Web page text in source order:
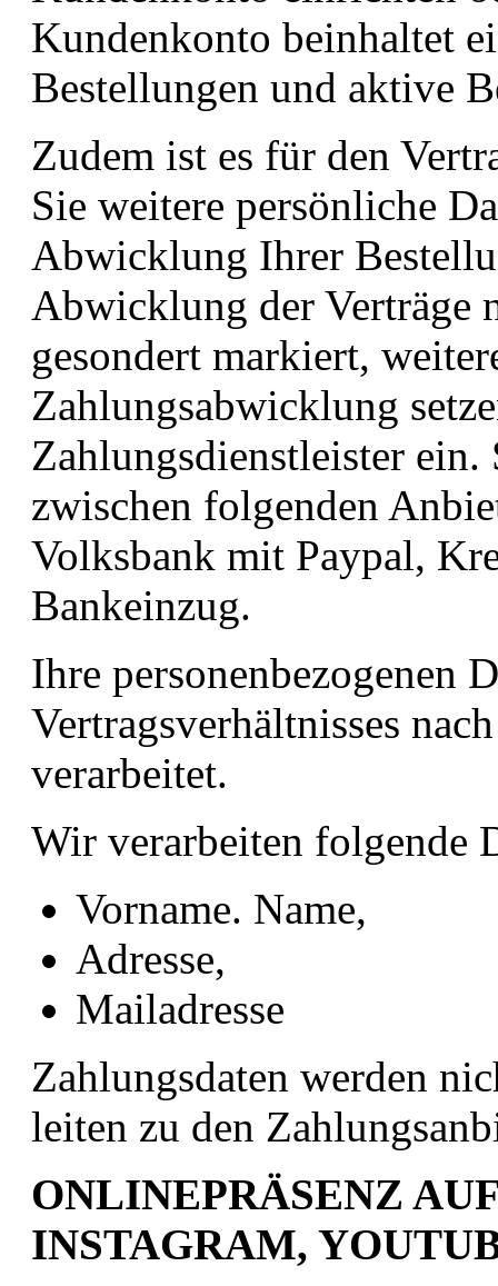
Kundenkonto beinhaltet
Bestellungen und aktive
Zudem ist es für den
Sie weitere persönliche
Abwicklung Ihrer
Abwicklung der Verträge
gesondert markiert,
Zahlungsabwicklung
Zahlungsdienstleister ein.
zwischen folgenden
Volksbank mit Paypal,
Bankeinzug.
Ihre personenbezogenen
Vertragsverhältnisses
verarbeitet.
Wir verarbeiten folgende
Vorname. Name,
Adresse,
Mailadresse
Zahlungsdaten werden
leiten zu den
ONLINEPRÄSENZ
INSTAGRAM,